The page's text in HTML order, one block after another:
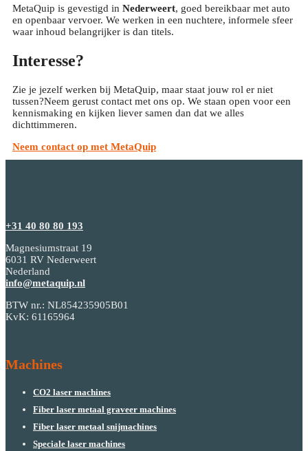
MetaQuip is gevestigd in Nederweert, goed bereikbaar met auto
en openbaar vervoer. We werken in een nuchtere, informele sfeer
waar inhoud belangrijker is dan titels.
Interesse?
Zie je jezelf werken bij MetaQuip, maar staat jouw rol er niet
tussen?Neem gerust contact met ons op. We staan open voor een
kennismaking en kijken liever samen dan dat we alles
dichttimmeren.
Neem contact op met MetaQuip
+31 40 80 80 193
Magnesiumstraat 19
6031 RV Nederweert
Nederland
info@metaquip.nl
BTW nr.: NL854235905B01
KvK: 61165964
Machines
CO2 laser machines
Fiber laser metaal graveer machines
Fiber laser metaal snijmachines
Speciale laser machines